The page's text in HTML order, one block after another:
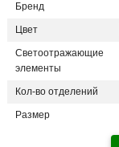
Бренд
Цвет
Светоотражающие
элементы
Кол-во отделений
Размер